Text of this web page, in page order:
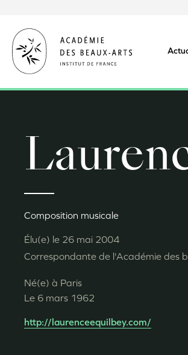
principal
Composition musicale
Élu(e) le 26 mai 2004
Correspondante de l'Académie des
Né(e) à Paris
Le 6 mars 1962
http://laurenceequilbey.com/